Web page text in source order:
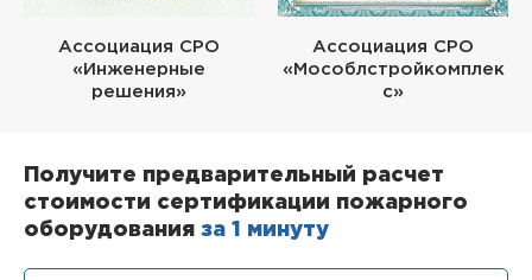
Ассоциация СРО
«Инженерные
решения»
Ассоциация СРО
«Мособлстройкомплек
с»
Получите предварительный расчет
стоимости сертификации пожарного
оборудования за 1 минуту